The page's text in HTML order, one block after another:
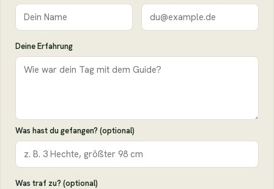
Deine Erfahrung
Was hast du gefangen? (optional)
Was traf zu? (optional)